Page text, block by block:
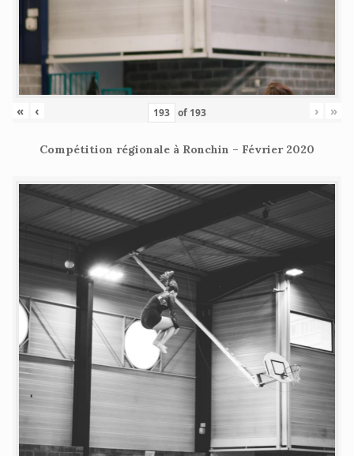
« ‹ of 193 › »
Compétition régionale à Ronchin – Février 2020